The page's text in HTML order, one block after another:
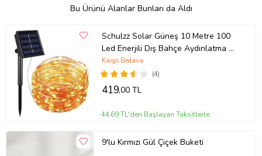
Bu Ürünü Alanlar Bunları da Aldı
Schulzz Solar Güneş 10 Metre 100
Led Enerjili Dış Bahçe Aydınlatma Su
Geçirmez Led
(4)
Kargo Bedava
419,00 TL
44,69 TL'den Başlayan Taksitlerle
9'lu Kırmızı Gül Çiçek Buketi